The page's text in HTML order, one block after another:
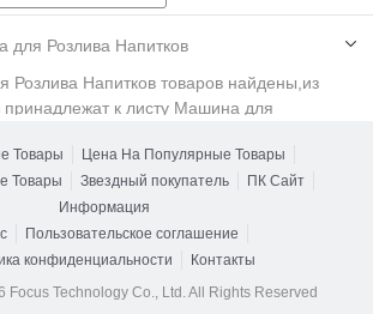
Сока
Чаем
Пива
Запечатывающая Машина
Цена Упаковочное Оборудование
Цена Машина для Заполнения Жидкостей
для Розлива Напитков
Напитков товаров найдены,из
принадлежат к листу Машина для
1% принадлежат к листу Разливочная
товары по нескольким
Автоматизация, Режим подачи,
Физика государство, Появление, Форма,
Заполнение клапанная головка,
Поток структуры цилиндр, Дозатор,
Товары
Цена На Популярные Товары
Товары
Звездный покупатель
ПК Сайт
Информация
Пользовательское соглашение
конфиденциальности
Контакты
Focus Technology Co., Ltd. All Rights Reserved